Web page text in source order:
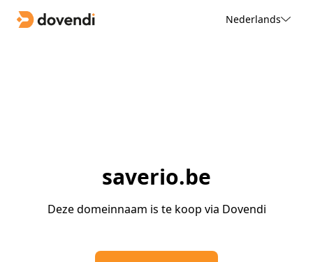
Nederlands
saverio.be
Deze domeinnaam is te koop via Dovendi